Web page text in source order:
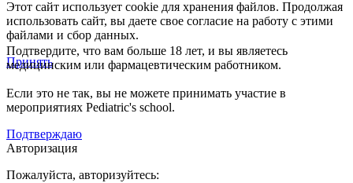
Этот сайт использует cookie для хранения файлов. Продолжая
использовать сайт, вы даете свое согласие на работу с этими
файлами и сбор данных.
Принять
Подтвердите, что вам больше 18 лет, и вы являетесь
медицинским или фармацевтическим работником.
Если это не так, вы не можете принимать участие в
мероприятиях Pediatric's school.
Подтверждаю
Авторизация
Пожалуйста, авторизуйтесь: